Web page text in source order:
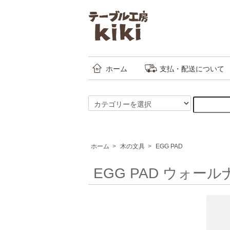
ホーム 支払・配送について
ホーム > 木の文具 > EGG PAD
EGG PAD ウォール